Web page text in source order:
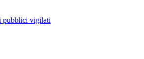
pubblici vigilati